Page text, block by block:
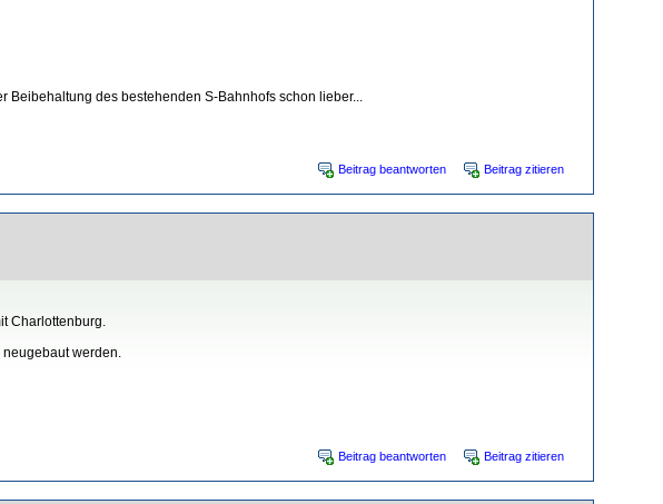
des bestehenden S-Bahnhofs schon lieber...
Beitrag beantworten Beitrag zitieren
Charlottenburg.
werden.
Beitrag beantworten Beitrag zitieren